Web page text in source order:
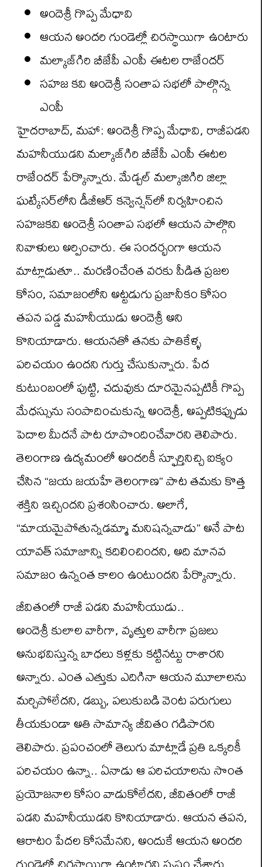
అందెశ్రీ గొప్ప మేధావి
ఆయన అందరి గుండెల్లో చిరస్థాయిగా ఉంటారు
మల్కాజ్‌గిరి బీజేపీ ఎంపీ ఈటల రాజేందర్
సహజ కవి అందెశ్రీ సంతాప సభలో పాల్గొన్న
ఎంపీ
హైదరాబాద్, మహా: అందెశ్రీ గొప్ప మేధావి, రాజీపడని
మహనీయుడని మల్కాజ్‌గిరి బీజేపీ ఎంపీ ఈటల
రాజేందర్ పేర్కొన్నారు. మేడ్చల్ మల్కాజిగిరి జిల్లా
ఘట్కేసర్‌లోని డీజీఆర్ కన్వెన్షన్‌లో నిర్వహించిన
సహజకవి అందెశ్రీ సంతాప సభలో ఆయన పాల్గొని
నివాళులు అర్పించారు. ఈ సందర్భంగా ఆయన
మాట్లాడుతూ.. మరణించేంత వరకు పీడిత ప్రజల
కోసం, సమాజంలోని అట్టడుగు ప్రజానీకం కోసం
తపన పడ్డ మహనీయుడు అందెశ్రీ అని
కొనియాడారు. ఆయనతో తనకు పాతికేళ్ళ
పరిచయం ఉందని గుర్తు చేసుకున్నారు. పేద
కుటుంబంలో పుట్టి, చదువుకు దూరమైనప్పటికీ గొప్ప
మేధస్సును సంపాదించుకున్న అందెశ్రీ, అప్పటికప్పుడు
పెదాల మీదనే పాట రూపొందించేవారని తెలిపారు.
తెలంగాణ ఉద్యమంలో అందరికీ స్ఫూర్తినిచ్చి ఐక్యం
చేసిన “జయ జయహే తెలంగాణ” పాట తమకు కొత్త
శక్తిని ఇచ్చిందని ప్రశంసించారు. అలాగే,
“మాయమైపోతున్నడమ్మా మనిషన్నవాడు” అనే పాట
యావత్ సమాజాన్ని కదిలించిందని, అది మానవ
సమాజం ఉన్నంత కాలం ఉంటుందని పేర్కొన్నారు.
జీవితంలో రాజీ పడని మహనీయుడు..
అందెశ్రీ కులాల వారీగా, వృత్తుల వారీగా ప్రజలు
అనుభవిస్తున్న బాధలు కళ్లకు కట్టినట్టు రాశారని
అన్నారు. ఎంత ఎత్తుకు ఎదిగినా ఆయన మూలాలను
మర్చిపోలేదని, డబ్బు, పలుకుబడి వెంట పరుగులు
తీయకుండా అతి సామాన్య జీవితం గడిపారని
తెలిపారు. ప్రపంచంలో తెలుగు మాట్లాడే ప్రతి ఒక్కరికీ
పరిచయం ఉన్నా.. ఏనాడు ఆ పరిచయాలను సొంత
ప్రయోజనాల కోసం వాడుకోలేదని, జీవితంలో రాజీ
పడని మహనీయుడని కొనియాడారు. ఆయన తపన,
ఆరాటం పేదల కోసమేనని, అందుకే ఆయన అందరి